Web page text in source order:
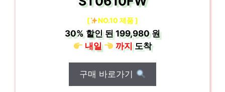
[ NO.10 제품 ]
30%할인 된199,980 원
내일
까지도착
구매 바로가기